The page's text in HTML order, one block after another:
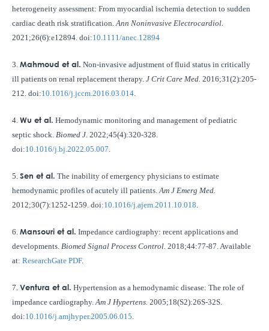
heterogeneity assessment: From myocardial ischemia detection to sudden
cardiac death risk stratification.Ann Noninvasive Electrocardiol.
2021;26(6):e12894. doi:10.1111/anec.12894
3. Mahmoud et al. Non-invasive adjustment of fluid status in critically
ill patients on renal replacement therapy. J Crit Care Med. 2016;31(2):205-
212. doi:10.1016/j.jccm.2016.03.014.
4. Wu et al. Hemodynamic monitoring and management of pediatric
septic shock. Biomed J. 2022;45(4):320-328.
doi:10.1016/j.bj.2022.05.007.
5. Sen et al. The inability of emergency physicians to estimate
hemodynamic profiles of acutely ill patients.Am J Emerg Med.
2012;30(7):1252-1259. doi:10.1016/j.ajem.2011.10.018.
6. Mansouri et al. Impedance cardiography: recent applications and
developments. Biomed Signal Process Control. 2018;44:77-87. Available
at: ResearchGate PDF.
7. Ventura et al. Hypertension as a hemodynamic disease: The role of
impedance cardiography.Am J Hypertens. 2005;18(S2):26S-32S.
doi:10.1016/j.amjhyper.2005.06.015.